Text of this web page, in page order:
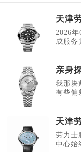
天津
2026
成服务
亲身
我那块
有些偏
天津
劳力士
中心始